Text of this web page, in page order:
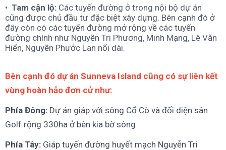
Tam cận lộ: Các tuyến đường ở trong nội bộ dự án
cũng được chủ đầu tư đặc biệt xây dựng. Bên cạnh đó ở
đây còn có các tuyến đường mở rộng về các tuyến
đường chính như Nguyễn Tri Phương, Minh Mạng, Lê Văn
Hiển, Nguyễn Phước Lan nối dài.
Bên cạnh đó dự án Sunneva Island cũng có sự liên kết
vùng hoàn hảo đơn cử như:
Phía Đông: Dự án giáp với sông Cổ Cò và đối diện sân
Golf rộng 330ha ở bên kia bờ sông
Phía Tây: Giáp tuyến đường huyết mạch Nguyễn Tri